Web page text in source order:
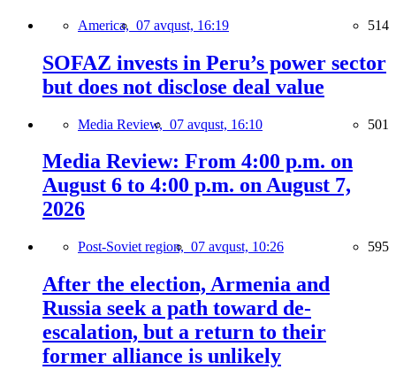
America, 07 avqust, 16:19 514
SOFAZ invests in Peru’s power sector
but does not disclose deal value
Media Review, 07 avqust, 16:10 501
Media Review: From 4:00 p.m. on
August 6 to 4:00 p.m. on August 7,
2026
Post-Soviet region, 07 avqust, 10:26 595
After the election, Armenia and
Russia seek a path toward de-
escalation, but a return to their
former alliance is unlikely